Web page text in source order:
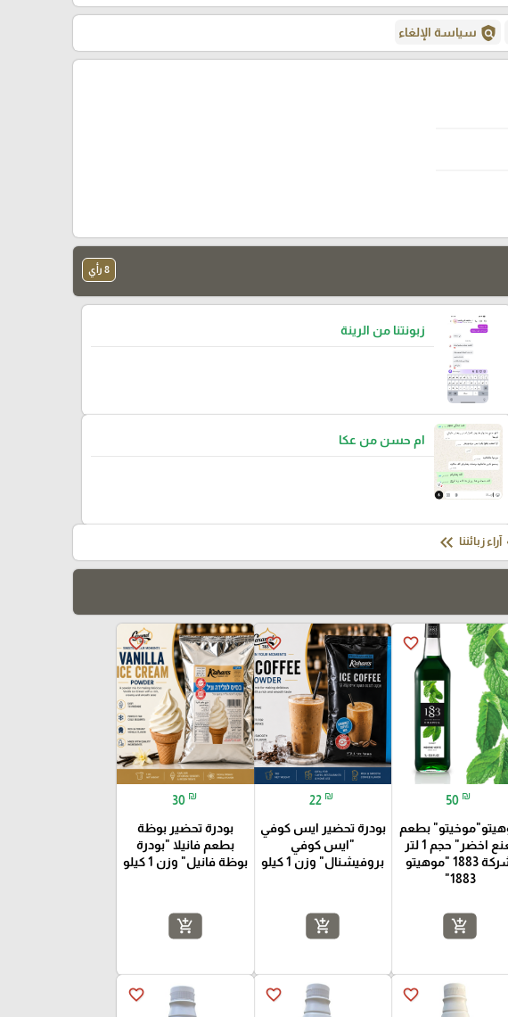
policy سياسة الإلغاء
8 رأي
زبونتنا من الرينة
ام حسن من عكا
آراء زبائننا keyboard_double_arrow_left
favorite_border
50 ₪
بطعم
نعنع اخضر" حجم 1 لتر
شركة 1883 "موهيتو
1883"
add_shopping_cart
favorite_border
22 ₪
بودرة تحضير ايس كوفي
"ايس كوفي
بروفيشنال" وزن 1 كيلو
add_shopping_cart
favorite_border
30 ₪
بودرة تحضير بوظة
بطعم فانيلا "بودرة
بوظة فانيل" وزن 1 كيلو
add_shopping_cart
favorite_border
favorite_border
favorite_border